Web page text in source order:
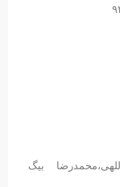
بیگ